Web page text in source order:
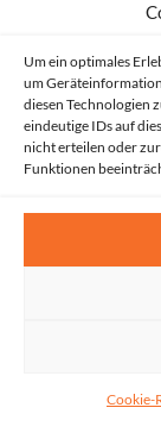
Um ein optimales
um
diesen Technologien
eindeutige IDs auf
nicht erteilen oder
Funktionen
Cookie-
KI ist ein